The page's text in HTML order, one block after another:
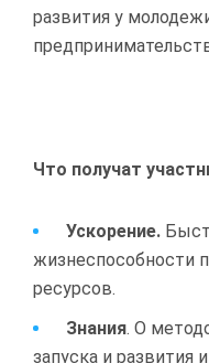
развития у
Что получат
Ускорение.
жизнеспособности
ресурсов.
Знания. О
запуска и развития